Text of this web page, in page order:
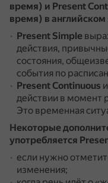
время) и Present
время) в английском
Present Simple
действия,
состояния,
события по
Present Continuous
действии в момент
Это временная
Некоторые
употребляется
если нужно
изменения;